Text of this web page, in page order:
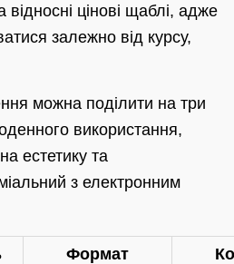
цінові щаблі, адже
залежно від курсу,
можна поділити на три
використання,
естетику та
з електронним
Формат